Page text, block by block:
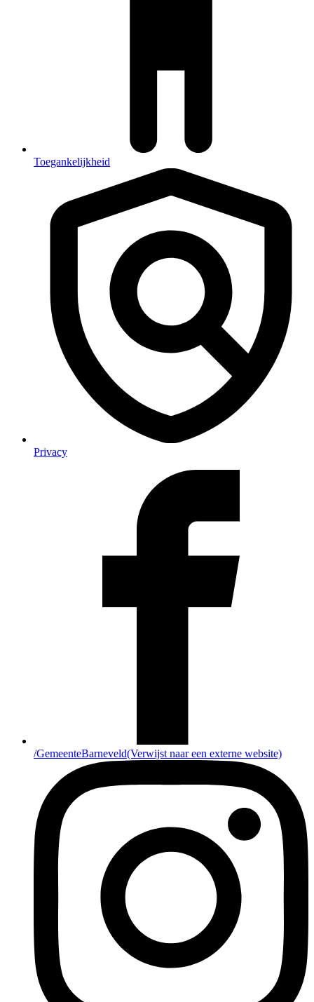
Toegankelijkheid
Privacy
/GemeenteBarneveld(Verwijst naar een externe website)